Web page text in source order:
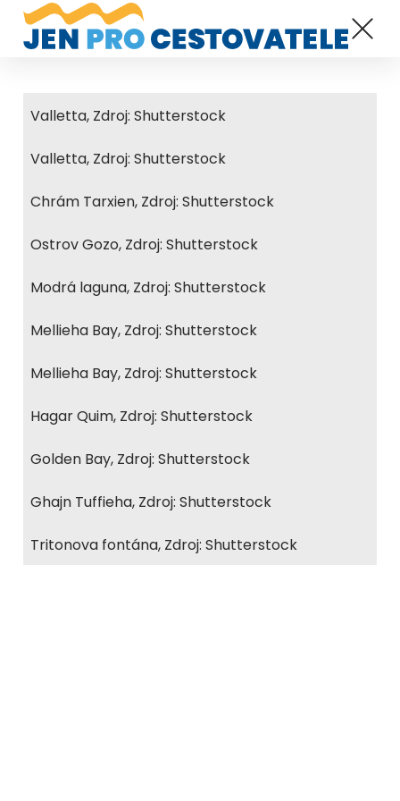
Valletta, Zdroj: Shutterstock
Valletta, Zdroj: Shutterstock
Chrám Tarxien, Zdroj: Shutterstock
Ostrov Gozo, Zdroj: Shutterstock
Modrá laguna, Zdroj: Shutterstock
Mellieha Bay, Zdroj: Shutterstock
Mellieha Bay, Zdroj: Shutterstock
Hagar Quim, Zdroj: Shutterstock
Golden Bay, Zdroj: Shutterstock
Ghajn Tuffieha, Zdroj: Shutterstock
Tritonova fontána, Zdroj: Shutterstock